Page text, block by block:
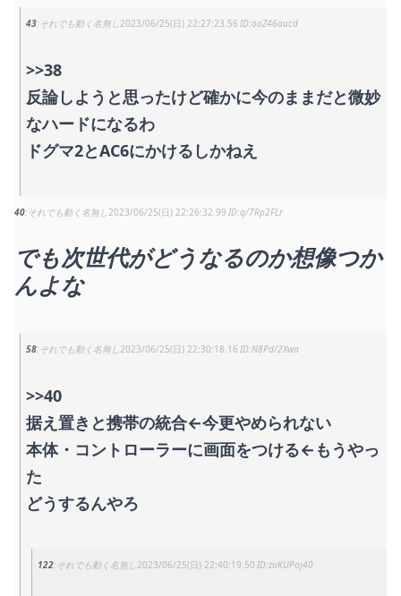
43 それでも動く名無し2023/06/25(日) 22:27:23.56 ooZ46aucd
>>38
反論しようと思ったけど確かに今のままだと微妙
なハードになるわ
ドグマ2とAC6にかけるしかねえ
40 それでも動く名無し2023/06/25(日) 22:26:32.99 q/7Rp2FLr
でも次世代がどうなるのか想像つか
んよな
58 それでも動く名無し2023/06/25(日) 22:30:18.16 N8Pd/2Xwa
>>40
据え置きと携帯の統合←今更やめられない
本体・コントローラーに画面をつける←もうやっ
た
どうするんやろ
122 それでも動く名無し2023/06/25(日) 22:40:19.50 zuKUPoj40